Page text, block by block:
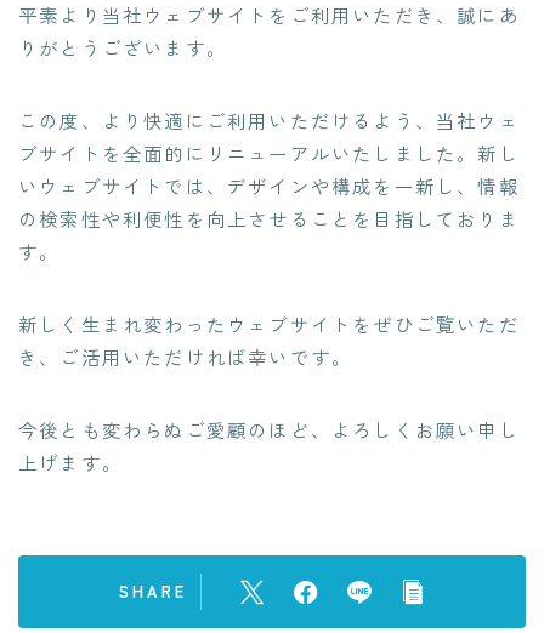
生命保険・損害保険システム開発​
クレジットカード業務システム開発
Webアプリケーション開発​
PLMシステム開発
コンサルティングサービス
教師データ作成代行サービス
NEWS
平素より当社ウェブサイトをご利用いただき、誠にあ
りがとうございます。
この度、より快適にご利用いただけるよう、当社ウェ
ブサイトを全面的にリニューアルいたしました。新し
いウェブサイトでは、デザインや構成を一新し、情報
の検索性や利便性を向上させることを目指しておりま
す。
新しく生まれ変わったウェブサイトをぜひご覧いただ
き、ご活用いただければ幸いです。
今後とも変わらぬご愛顧のほど、よろしくお願い申し
上げます。
SHARE